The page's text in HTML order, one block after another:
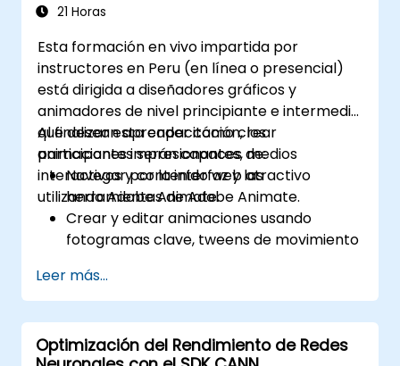
21 Horas
Esta formación en vivo impartida por
instructores en Peru (en línea o presencial)
está dirigida a diseñadores gráficos y
animadores de nivel principiante e intermedio
que desean aprender cómo crear
animaciones impresionantes, medios
interactivos y contenido web atractivo
utilizando Adobe Animate.
Al finalizar esta capacitación, los
participantes serán capaces de:
Navegar por la interfaz y las
herramientas de Adobe Animate.
Crear y editar animaciones usando
fotogramas clave, tweens de movimiento
Diseñar animaciones e aplicaciones
interactivas con ActionScript y
JavaScript.
Incorporar elementos de audio y video en
Leer más...
Optimización del Rendimiento de Redes